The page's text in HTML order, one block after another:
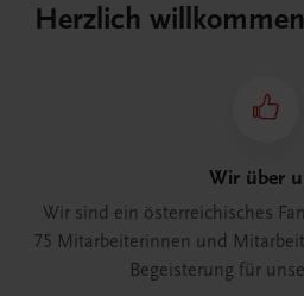
Herzlich
Wir über
Wir sind ein österreichisches
75 Mitarbeiterinnen und
Begeisterung für